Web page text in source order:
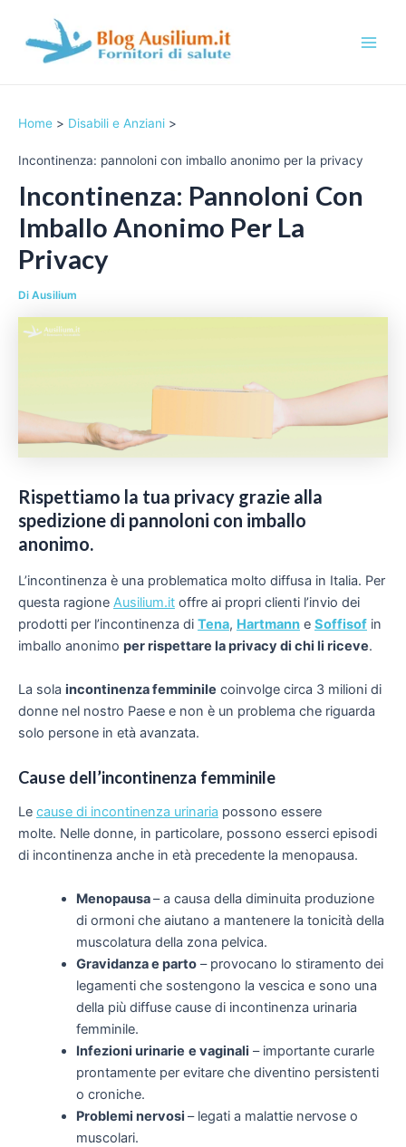
contenuto
n
M
u
Home Disabili e Anziani
Incontinenza: pannoloni con imballo anonimo per la privacy
Incontinenza: Pannoloni Con
Imballo Anonimo Per La
Privacy
Di Ausilium
Rispettiamo la tua privacy grazie alla
spedizione di pannoloni con imballo
anonimo.
L’incontinenza è una problematica molto diffusa in Italia. Per
questa ragione Ausilium.it offre ai propri clienti l’invio dei
prodotti per l’incontinenza di Tena, Hartmann e Soffisof in
imballo anonimo per rispettare la privacy di chi li riceve.
La sola incontinenza femminile coinvolge circa 3 milioni di
donne nel nostro Paese e non è un problema che riguarda
solo persone in età avanzata.
Cause dell’incontinenza femminile
Le cause di incontinenza urinaria possono essere
molte. Nelle donne, in particolare, possono esserci episodi
di incontinenza anche in età precedente la menopausa.
Menopausa– a causa della diminuita produzione
di ormoni che aiutano a mantenere la tonicità della
muscolatura della zona pelvica.
Gravidanza e parto– provocano lo stiramento dei
legamenti che sostengono la vescica e sono una
della più diffuse cause di incontinenza urinaria
femminile.
Infezioni urinarie e vaginali – importante curarle
prontamente per evitare che diventino persistenti
o croniche.
Problemi nervosi – legati a malattie nervose o
muscolari.